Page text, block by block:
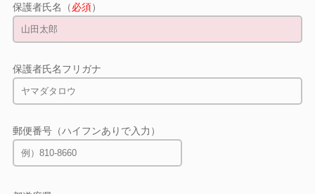
保護者氏名（必須）
保護者氏名フリガナ
郵便番号（ハイフンありで入力）